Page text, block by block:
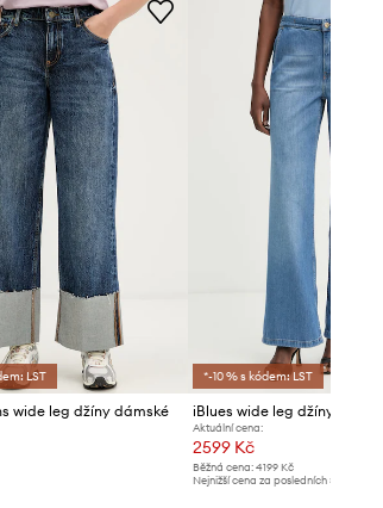
LST
wide leg džíny dámské
*-10 % s kódem: LST
Aktuální cena:
2599 Kč
Běžná cena: 4199 Kč
Nejnižší cena za posledních 30 dnů